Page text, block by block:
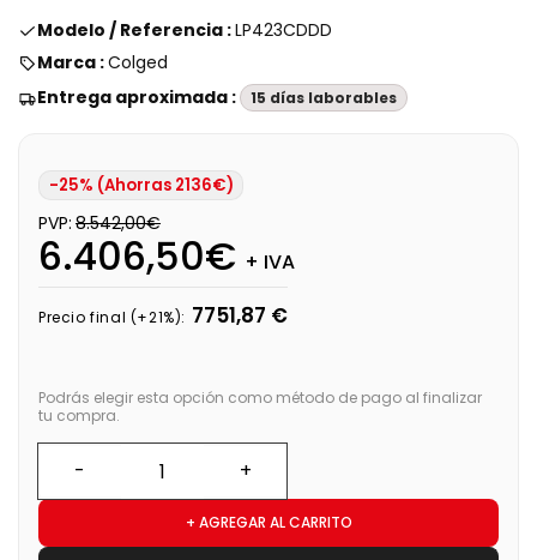
Modelo / Referencia :LP423CDDD
Marca :Colged
Entrega aproximada :
15 días laborables
-25% (Ahorras 2136€)
PVP: 8.542,00€
6.406,50€ + IVA
Precio final (+21%): 7751,87 €
Podrás elegir esta opción como método de pago al finalizar
tu compra.
+ AGREGAR AL CARRITO